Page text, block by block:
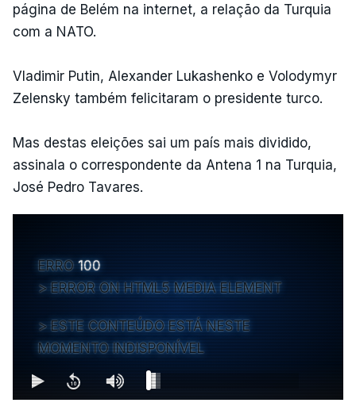
página de Belém na internet, a relação da Turquia
com a NATO.
Vladimir Putin, Alexander Lukashenko e Volodymyr
Zelensky também felicitaram o presidente turco.
Mas destas eleições sai um país mais dividido,
assinala o correspondente da Antena 1 na Turquia,
José Pedro Tavares.
ERRO 100
ERROR ON HTML5 MEDIA ELEMENT
ESTE CONTEÚDO ESTÁ NESTE
MOMENTO INDISPONÍVEL